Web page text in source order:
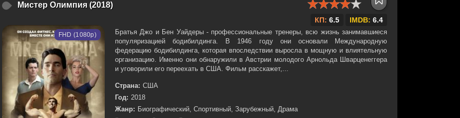
Мистер Олимпия (2018)
КП: 6.5 IMDB: 6.4
FHD (1080p)
Братья Джо и Бен Уайдеры - профессиональные тренеры, всю жизнь занимавшиеся
популяризацией бодибилдинга. В 1946 году они основали Международную
федерацию бодибилдинга, которая впоследствии выросла в мощную и влиятельную
организацию. Именно они обнаружили в Австрии молодого Арнольда Шварценеггера
и уговорили его переехать в США. Фильм расскажет,...
Страна: США
Год: 2018
Жанр: Биографический, Спортивный, Зарубежный, Драма